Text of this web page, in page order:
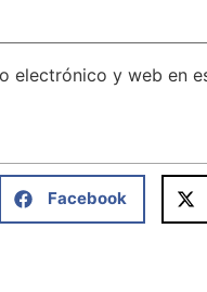
electrónico y web en
Facebook